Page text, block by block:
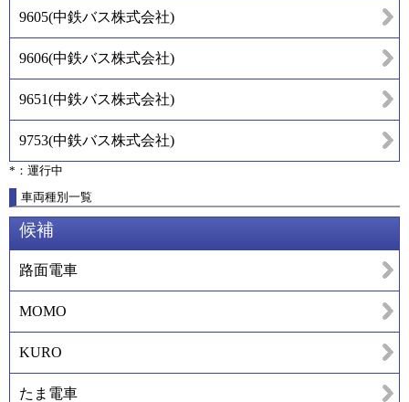
9605(中鉄バス株式会社)
9606(中鉄バス株式会社)
9651(中鉄バス株式会社)
9753(中鉄バス株式会社)
*：運行中
車両種別一覧
候補
路面電車
MOMO
KURO
たま電車